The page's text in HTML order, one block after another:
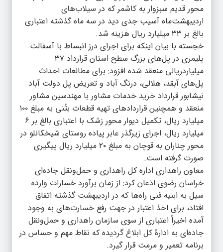
محور قدیم سبزوار به کاشمر که در سیلاب‌های
اردیبهشت‌ماه آسیب جدی دید در سه ماه گذشته اعتباری
بالغ بر ۳۳ میلیارد ریال هزینه شد.
خجسته با بیان اینکه برای اجرای درز انبساط با آسفالت
پلیمری در پل‌های بزرگ سطح استان قرارداد ۳۷
میلیاردریالی منعقد شده افزود: برای مطالعات احداث
پل‌های آبقد، هلالی، درنگ آباد و تعریض پل دولت آباد
نیشابور قرارداد خرید خدمات مشاور با مهندسین مشاور
منعقد و همچنین قراردادهای تهیه قطعات بتُنی به مبلغ ۱۰۰
میلیارد ریال، تکمیل دیوار محور زشک با اعتباری بالغ بر ۶
میلیارد ریال، اجرای زیرگذر عابر پیاده روستای شیخکانلو در
محور چناران به قوچان به مبلغ ۲۰ میلیارد ریال پیگیری
صورت گرفته است.
معاون راهداری اداره کل راهداری و حمل‌ونقل جاده‌ای
خراسان رضوی اذعان کرد: از زمان برآورد خسارات وارده
سیل به ابنیه فنی راه‌ها که در اردیبهشت گذشته اتفاق
افتاد، برای اخذ اعتبار در جهت رفع خسارت‌های به وجود
آمده اخیراً اعتباری از سوی سازمان راهداری و حمل‌ونقل
جاده‌ای به ادارۀ کل ابلاغ گردیده که نقاط مهم و حساس در
برنامه تعمیر و مرمت قرار گیرد.